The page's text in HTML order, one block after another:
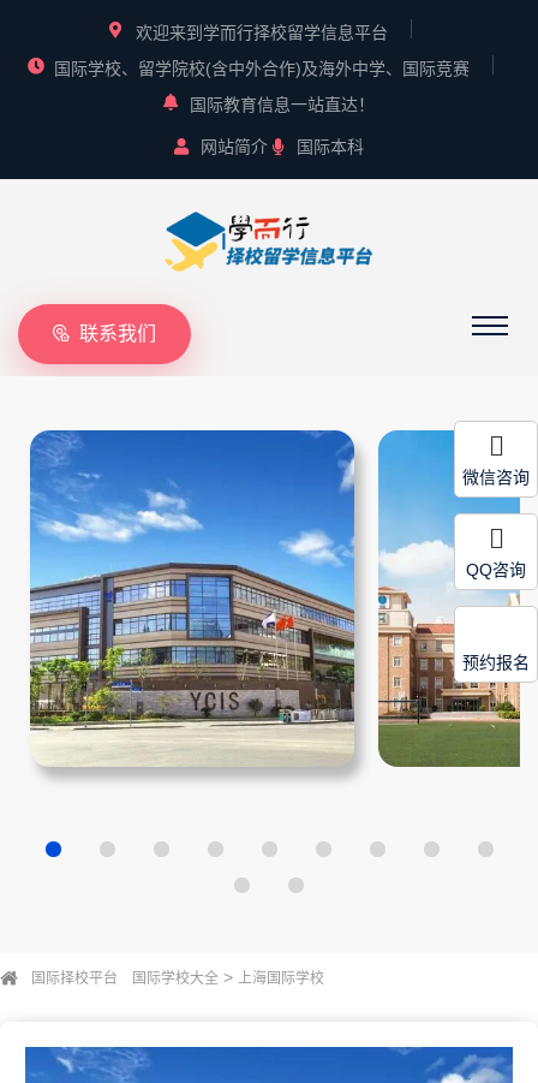
欢迎来到学而行择校留学信息平台
国际学校、留学院校(含中外合作)及海外中学、国际竞赛
国际教育信息一站直达！
网站简介 国际本科
联系我们
国际择校平台 国际学校大全 > 上海国际学校
微信咨询
QQ咨询
预约报名